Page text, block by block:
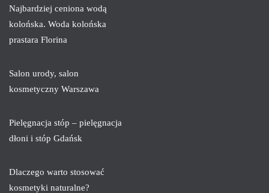
Najbardziej ceniona wodą
kolońska. Woda kolońska
prastara Florina
Salon urody, salon
kosmetyczny Warszawa
Pielęgnacja stóp – pielęgnacja
dłoni i stóp Gdańsk
Dlaczego warto stosować
kosmetyki naturalne?